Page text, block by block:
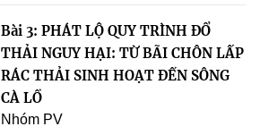
Bài 3: PHÁT LỘ QUY TRÌNH ĐỔ
THẢI NGUY HẠI: TỪ BÃI CHÔN LẤP
RÁC THẢI SINH HOẠT ĐẾN SÔNG
CÀ LỒ
Nhóm PV